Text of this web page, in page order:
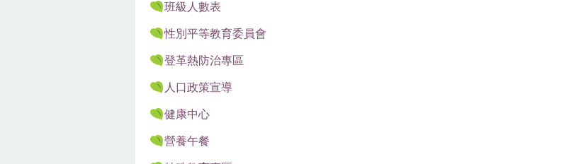
班級人數表
性別平等教育委員會
登革熱防治專區
人口政策宣導
健康中心
營養午餐